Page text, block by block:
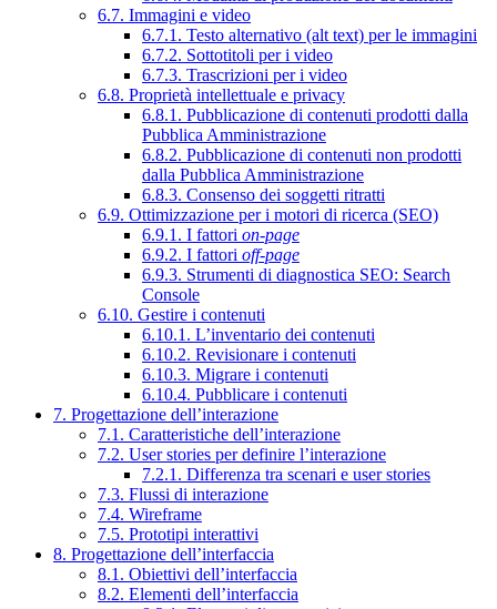
6.7. Immagini e video
6.7.1. Testo alternativo (alt text) per le immagini
6.7.2. Sottotitoli per i video
6.7.3. Trascrizioni per i video
6.8. Proprietà intellettuale e privacy
6.8.1. Pubblicazione di contenuti prodotti dalla
Pubblica Amministrazione
6.8.2. Pubblicazione di contenuti non prodotti
dalla Pubblica Amministrazione
6.8.3. Consenso dei soggetti ritratti
6.9. Ottimizzazione per i motori di ricerca (SEO)
6.9.1. I fattori on-page
6.9.2. I fattori off-page
6.9.3. Strumenti di diagnostica SEO: Search
Console
6.10. Gestire i contenuti
6.10.1. L’inventario dei contenuti
6.10.2. Revisionare i contenuti
6.10.3. Migrare i contenuti
6.10.4. Pubblicare i contenuti
7. Progettazione dell’interazione
7.1. Caratteristiche dell’interazione
7.2. User stories per definire l’interazione
7.2.1. Differenza tra scenari e user stories
7.3. Flussi di interazione
7.4. Wireframe
7.5. Prototipi interattivi
8. Progettazione dell’interfaccia
8.1. Obiettivi dell’interfaccia
8.2. Elementi dell’interfaccia